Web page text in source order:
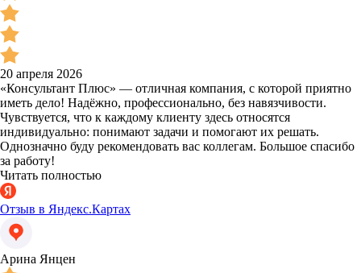
20 апреля 2026
«Консультант Плюс» — отличная компания, с которой приятно
иметь дело! Надёжно, профессионально, без навязчивости.
Чувствуется, что к каждому клиенту здесь относятся
индивидуально: понимают задачи и помогают их решать.
Однозначно буду рекомендовать вас коллегам. Большое спасибо
за работу!
Читать полностью
Отзыв в Яндекс.Картах
Арина Янцен